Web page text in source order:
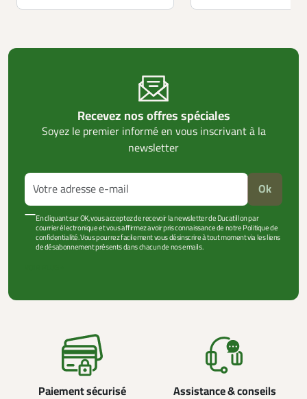
Recevez nos offres spéciales
Soyez le premier informé en vous inscrivant à la
newsletter
Ok
En cliquant sur OK, vous acceptez de recevoir la newsletter de Ducatillon par
courrier électronique et vous affirmez avoir pris connaissance de notre Politique de
confidentialité. Vous pourrez facilement vous désinscrire à tout moment via les liens
de désabonnement présents dans chacun de nos emails.
Paiement sécurisé Assistance & conseils